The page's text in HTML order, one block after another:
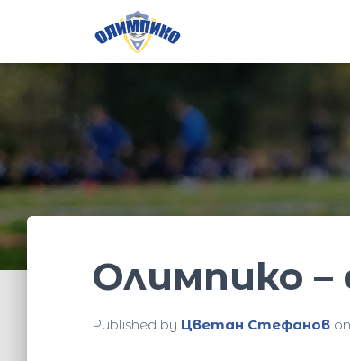
Олимпико –
Published by Цветан Стефанов on